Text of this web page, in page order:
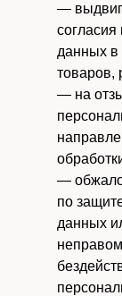
—
данных в
товаров,
— на
—
по
данных